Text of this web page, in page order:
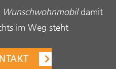
Wunschwohnmobildamit
im Weg steht